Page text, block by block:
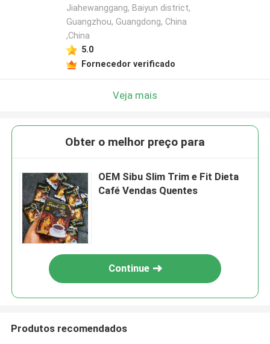
Jiahewanggang, Baiyun district,
Guangzhou, Guangdong, China
,China
5.0
Fornecedor verificado
Veja mais
Obter o melhor preço para
OEM Sibu Slim Trim e Fit Dieta
Café Vendas Quentes
Continue
Produtos recomendados